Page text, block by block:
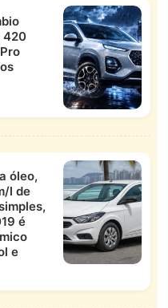
420
óleo,
l de
é
e